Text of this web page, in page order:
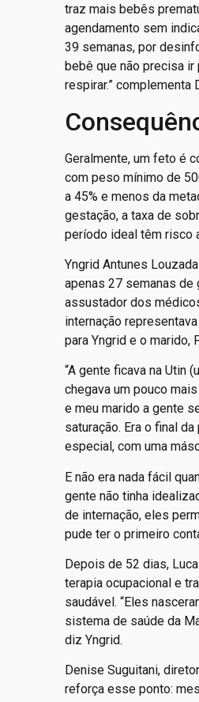
traz mais bebês
agendamento sem
39 semanas, por
bebê que não precisa ir
respirar.” complementa
Geralmente, um feto é
com peso mínimo de
a 45% e menos da
gestação, a taxa de
período ideal têm risco
Yngrid Antunes
apenas 27 semanas
assustador dos
internação
para Yngrid e o marido,
“A gente ficava na Utin
chegava um pouco
e meu marido a gente
saturação. Era o final
especial, com uma
E não era nada fácil
gente não tinha
de internação, eles
pude ter o primeiro
Depois de 52 dias,
terapia ocupacional e
saudável. “Eles
sistema de saúde da
diz Yngrid.
Denise Suguitani,
reforça esse ponto: